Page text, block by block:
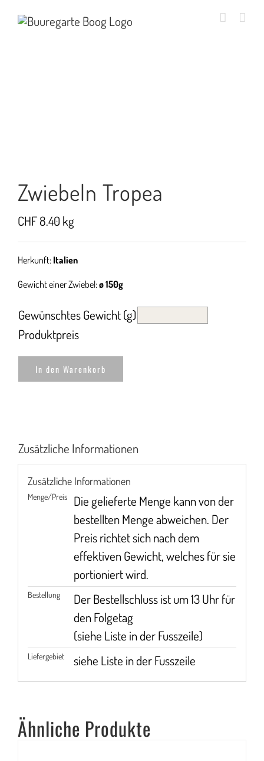
Inhalt
Zwiebeln Tropea
CHF8.40 kg
Herkunft: Italien
Gewicht einer Zwiebel:ø 150g
Gewünschtes Gewicht (g)
Produktpreis
In den Warenkorb
Zusätzliche Informationen
Zusätzliche Informationen
Menge/Preis
Die gelieferte Menge kann von der
bestellten Menge abweichen. Der
Preis richtet sich nach dem
effektiven Gewicht, welches für sie
portioniert wird.
Bestellung
Der Bestellschluss ist um 13 Uhr für
den Folgetag
(siehe Liste in der Fusszeile)
Liefergebiet siehe Liste in der Fusszeile
Ähnliche Produkte
IN
DEN